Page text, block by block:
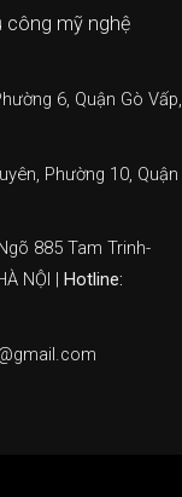
mỹ nghệ
6, Quận Gò Vấp,
Phường 10, Quận
885 Tam Trinh-
NỘI |
Hotline: